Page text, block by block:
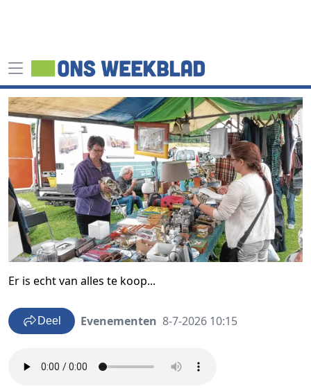
Er is echt van alles te koop...
Deel Evenementen 8-7-2026 10:15